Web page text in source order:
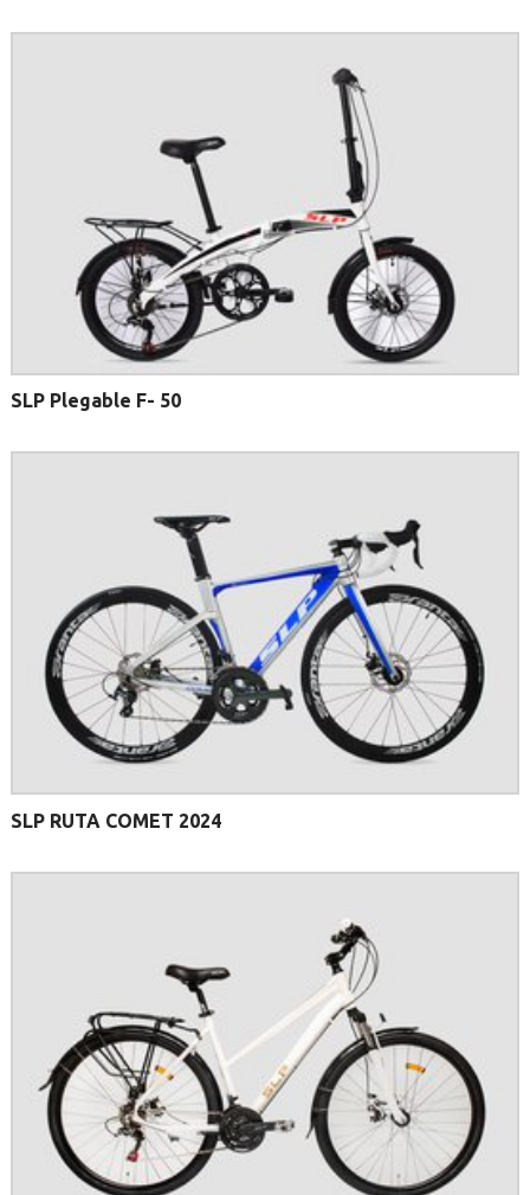
SLP Plegable F- 50
SLP RUTA COMET 2024